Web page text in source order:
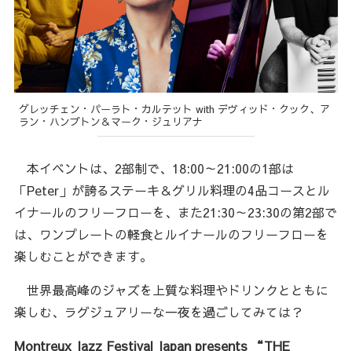
グレッチェン・パーラト・カルテット with デヴィッド・クック、ア
ラン・ハンプトン＆マーク・ジュリアナ
本イベントは、2部制で、18:00～21:00の1部は
「Peter」が誇るステーキ＆グリル料理の4品コースとル
イナールのフリーフローを、また21:30～23:30の第2部で
は、ワンプレートの軽食とルイナールのフリーフローを
楽しむことができます。
世界最高峰のジャズを上質な料理やドリンクとともに
楽しむ、ラグジュアリーな一夜を過ごしてみては？
Montreux Jazz Festival Japan presents “THE